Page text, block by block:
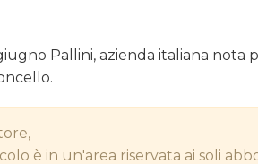
Pallini, azienda italiana
è in un'area riservata ai soli